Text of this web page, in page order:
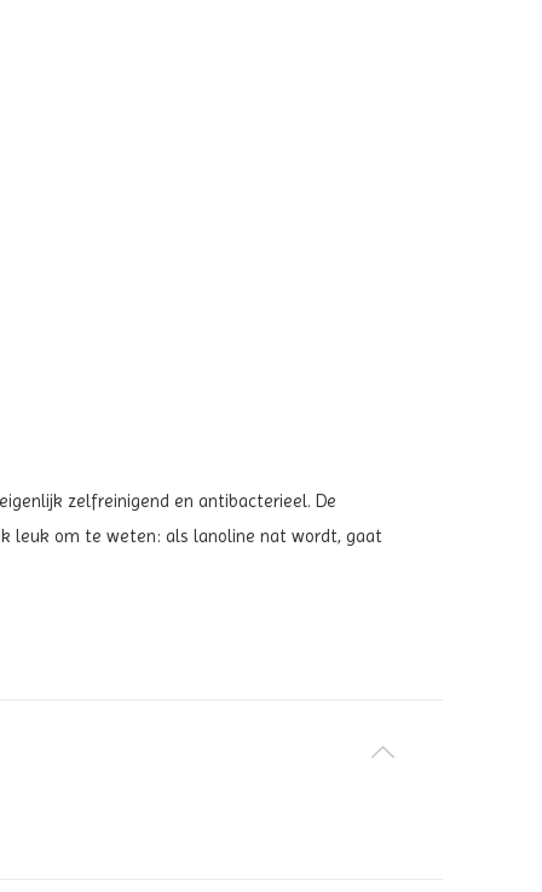
zelfreinigend en antibacterieel. De
leuk om te weten: als lanoline nat wordt, gaat